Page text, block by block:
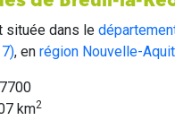
située dans le
, en région Nouvelle-
km2